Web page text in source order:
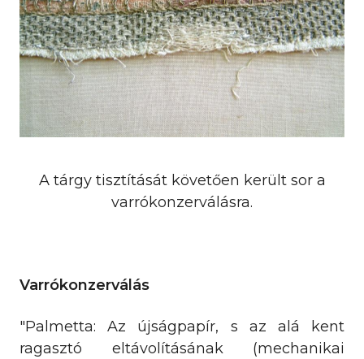
A tárgy tisztítását követően került sor a
varrókonzerválásra.
Varrókonzerválás
"Palmetta: Az újságpapír, s az alá kent
ragasztó eltávolításának (mechanikai